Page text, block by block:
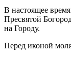
В настоящее
Пресвятой
на Городу.
Перед иконой